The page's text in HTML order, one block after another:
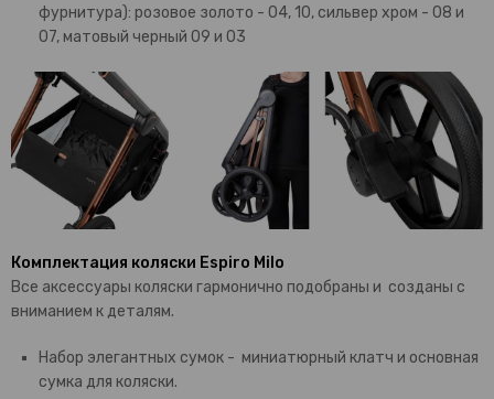
фурнитура): розовое золото - 04, 10, сильвер хром - 08 и
07, матовый черный 09 и 03
Комплектация коляски Espiro Milo
Все аксессуары коляски гармонично подобраны и созданы с
вниманием к деталям.
Набор элегантных сумок - миниатюрный клатч и основная
сумка для коляски.